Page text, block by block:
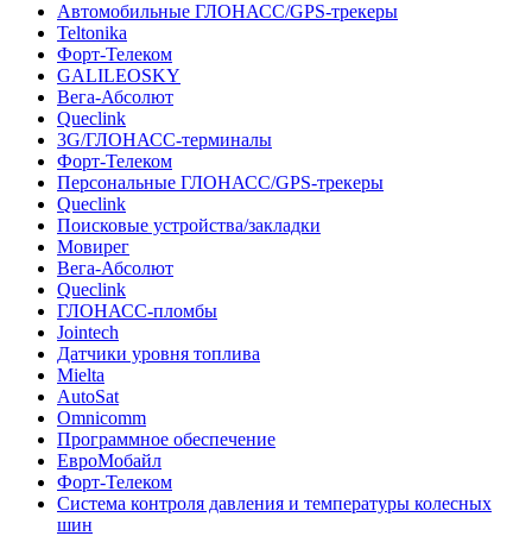
Автомобильные ГЛОНАСС/GPS-трекеры
Teltonika
Форт-Телеком
GALILEOSKY
Вега-Абсолют
Queclink
3G/ГЛОНАСС-терминалы
Форт-Телеком
Персональные ГЛОНАСС/GPS-трекеры
Queclink
Поисковые устройства/закладки
Мовирег
Вега-Абсолют
Queclink
ГЛОНАСС-пломбы
Jointech
Датчики уровня топлива
Mielta
AutoSat
Omnicomm
Программное обеспечение
ЕвроМобайл
Форт-Телеком
Система контроля давления и температуры колесных
шин